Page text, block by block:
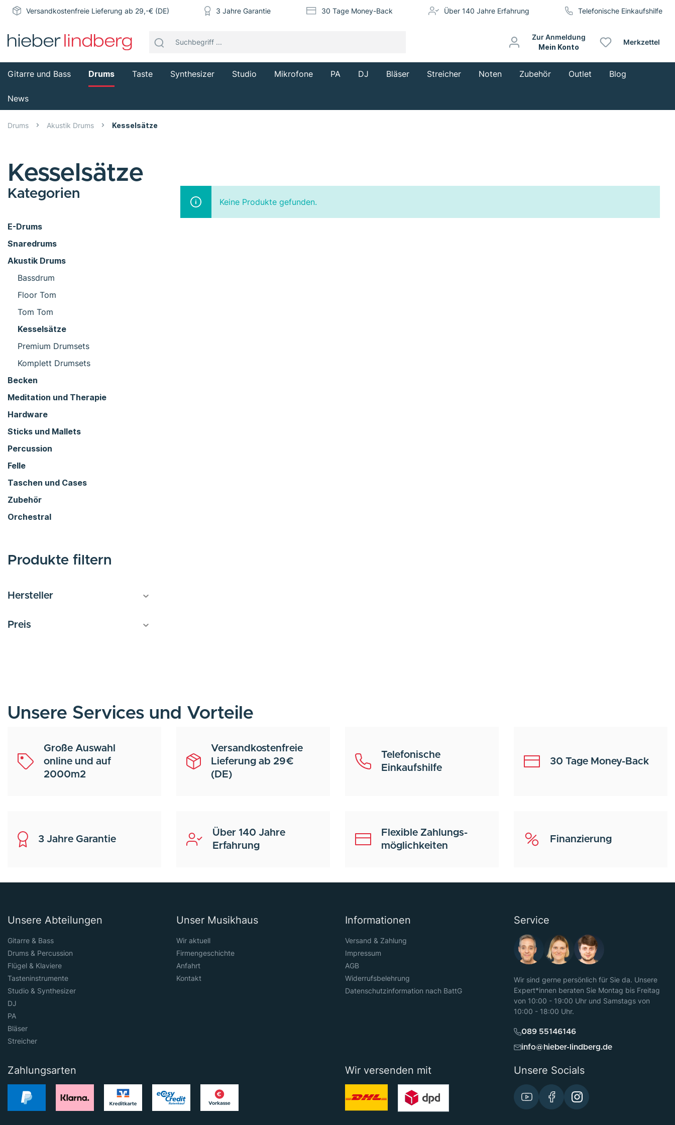
Versandkostenfreie Lieferung ab 29,-€ (DE) 3 Jahre Garantie 30 Tage Money-Back Über 140 Jahre Erfahrung Telefonische Einkaufshilfe
Zur Anmeldung
Mein Konto
Merkzettel
Gitarre und Bass Drums Taste Synthesizer Studio Mikrofone PA DJ Bläser Streicher Noten Zubehör Outlet Blog
News
Drums Akustik Drums Kesselsätze
Kesselsätze
Kategorien
E-Drums
Snaredrums
Akustik Drums
Bassdrum
Floor Tom
Tom Tom
Kesselsätze
Premium Drumsets
Komplett Drumsets
Becken
Meditation und Therapie
Hardware
Sticks und Mallets
Percussion
Felle
Taschen und Cases
Zubehör
Orchestral
Produkte filtern
Hersteller
Preis
Keine Produkte gefunden.
Unsere Services und Vorteile
Große Auswahl
online und auf
2000m2
Versandkostenfreie
Lieferung ab 29€
(DE)
Telefonische
Einkaufshilfe
30 Tage Money-Back
3 Jahre Garantie
Über 140 Jahre
Erfahrung
Flexible Zahlungs-
möglichkeiten
Finanzierung
Unsere Abteilungen
Gitarre & Bass
Drums & Percussion
Flügel & Klaviere
Tasteninstrumente
Studio & Synthesizer
DJ
PA
Bläser
Streicher
Unser Musikhaus
Wir aktuell
Firmengeschichte
Anfahrt
Kontakt
Informationen
Versand & Zahlung
Impressum
AGB
Widerrufsbelehrung
Datenschutzinformation nach BattG
Service
Wir sind gerne persönlich für Sie da. Unsere
Expert*innen beraten Sie Montag bis Freitag
von 10:00 - 19:00 Uhr und Samstags von
10:00 - 18:00 Uhr.
089 55146146
info@hieber-lindberg.de
Zahlungsarten Wir versenden mit Unsere Socials